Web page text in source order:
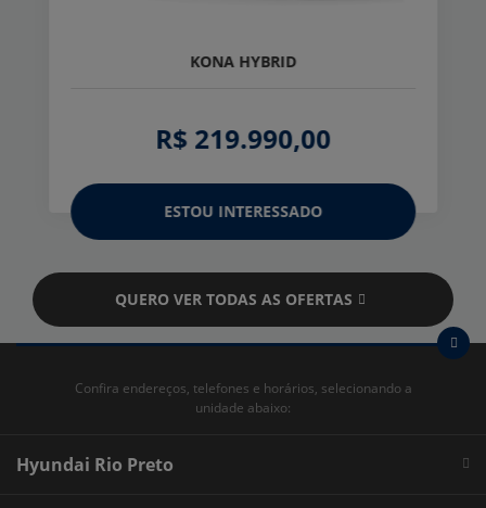
KONA HYBRID
R$ 219.990,00
ESTOU INTERESSADO
QUERO VER TODAS AS OFERTAS
Confira endereços, telefones e horários, selecionando a
unidade abaixo:
Hyundai Rio Preto